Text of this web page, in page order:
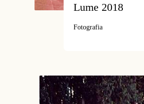
Lume 2018
Fotografia